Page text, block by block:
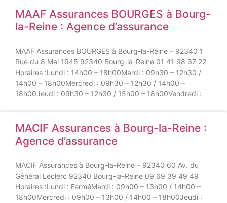
MAAF Assurances BOURGES à Bourg-
la-Reine : Agence d’assurance
MAAF Assurances BOURGES à Bourg-la-Reine – 92340 1
Rue du 8 Mai 1945 92340 Bourg-la-Reine 01 41 98 37 22
Horaires :Lundi : 14h00 – 18h00Mardi : 09h30 – 12h30 /
14h00 – 18h00Mercredi : 09h30 – 12h30 / 14h00 –
18h00Jeudi : 09h30 – 12h30 / 15h00 – 18h00Vendredi :
MACIF Assurances à Bourg-la-Reine :
Agence d’assurance
MACIF Assurances à Bourg-la-Reine – 92340 60 Av. du
Général Leclerc 92340 Bourg-la-Reine 09 69 39 49 49
Horaires :Lundi : FerméMardi : 09h00 – 13h00 / 14h00 –
18h00Mercredi : 09h00 – 13h00 / 14h00 – 18h00Jeudi :